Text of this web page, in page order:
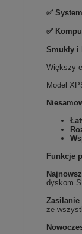
✅
✅
Smukły i
Większy
Model
Funkcje
dyskom
Zasilanie
ze